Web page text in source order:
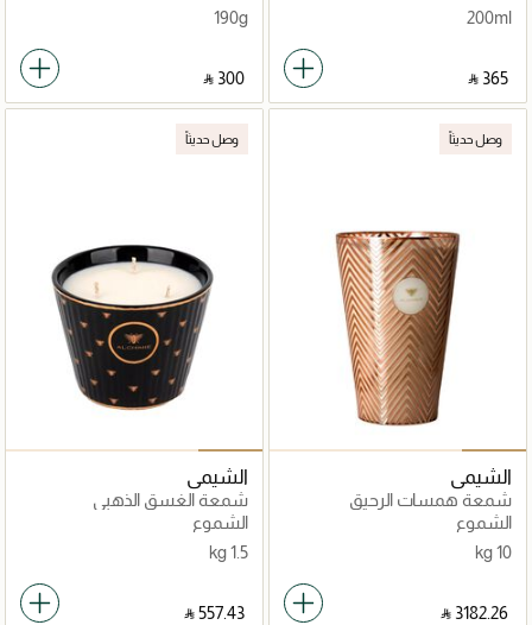
200ml
‎ ⃁ ⁦365⁩ ‎
190g
‎ ⃁ ⁦300⁩ ‎
وصل حديثاً
الشيمي
شمعة همسات الرحيق
الشموع
10 kg
‎ ⃁ ⁦3182.26⁩ ‎
وصل حديثاً
الشيمي
شمعة الغسق الذهبي
الشموع
1.5 kg
‎ ⃁ ⁦557.43⁩ ‎